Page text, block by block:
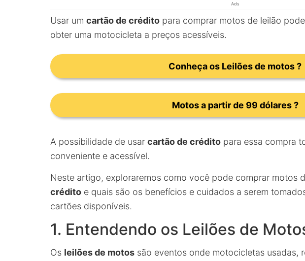
Ads
Usar um cartão de crédito para comprar motos de leilão
obter uma motocicleta a preços acessíveis.
Conheça os Leilões de motos ?
Motos a partir de 99 dólares ?
A possibilidade de usar cartão de crédito para essa compra
conveniente e acessível.
Neste artigo, exploraremos como você pode comprar motos
crédito e quais são os benefícios e cuidados a serem
cartões disponíveis.
1. Entendendo os Leilões de
Os leilões de motos são eventos onde motocicletas usadas,